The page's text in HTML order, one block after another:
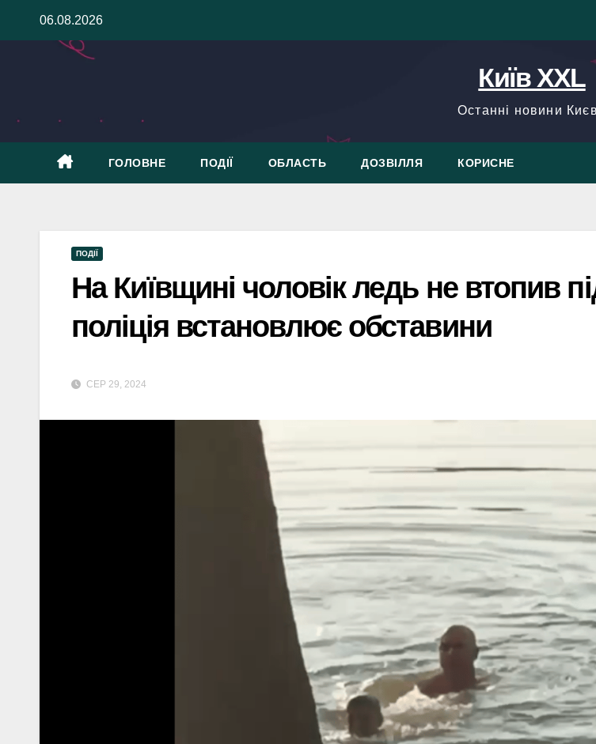
06.08.2026
Київ XXL
Останні новини
ГОЛОВНЕ ПОДІЇ ОБЛАСТЬ ДОЗВІЛЛЯ КОРИСНЕ
ПОДІЇ
На Київщині чоловік ледь не втопив
поліція встановлює обставини
СЕР 29, 2024